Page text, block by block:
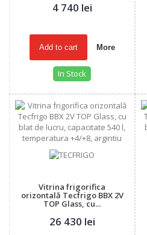
4 740 lei
Add to cart More
In Stock
Vitrina frigorifica
orizontală Tecfrigo BBX 2V
TOP Glass, cu...
26 430 lei